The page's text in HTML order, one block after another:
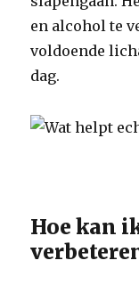
en alcohol te
voldoende
dag.
Hoe kan